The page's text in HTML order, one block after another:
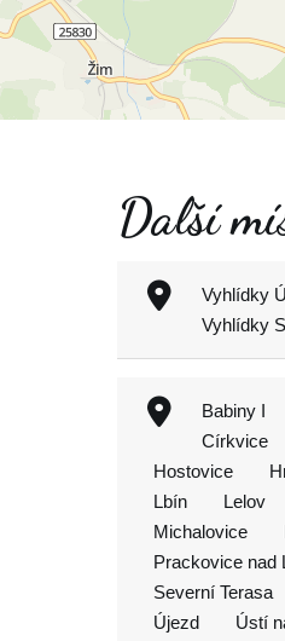
Další
Vyhlídky
Vyhlídky
Babiny I
Církvice
Hostovice
Lbín
Lelov
Michalovice
Prackovice nad
Severní Terasa
Újezd
Ústí